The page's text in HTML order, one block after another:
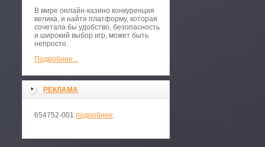
В мире онлайн-казино конкуренция
велика, и найти платформу, которая
сочетала бы удобство, безопасность
и широкий выбор игр, может быть
непросто.
Подробнее...
РЕКЛАМА
654752-001 подробнее.